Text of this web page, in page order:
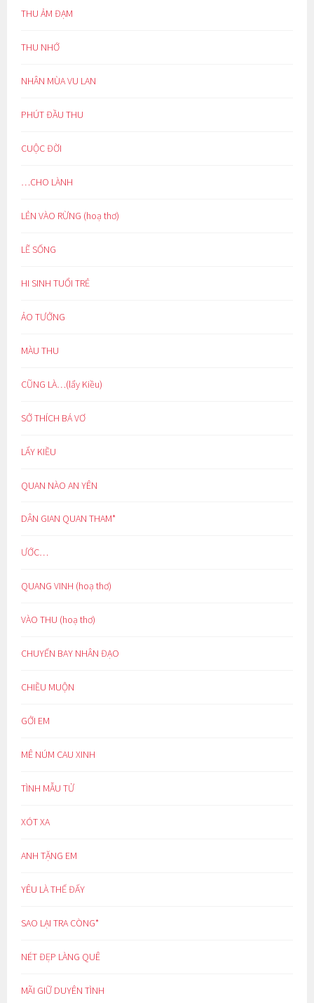
THU ẢM ĐẠM
THU NHỚ
NHÂN MÙA VU LAN
PHÚT ĐẦU THU
CUỘC ĐỜI
…CHO LÀNH
LẺN VÀO RỪNG (hoạ thơ)
LẼ SỐNG
HI SINH TUỔI TRẺ
ẢO TƯỞNG
MÀU THU
CŨNG LÀ…(lẩy Kiều)
SỞ THÍCH BÁ VƠ
LẨY KIỀU
QUAN NÀO AN YÊN
DÂN GIAN QUAN THAM*
ƯỚC…
QUANG VINH (hoạ thơ)
VÀO THU (hoạ thơ)
CHUYẾN BAY NHÂN ĐẠO
CHIỀU MUỘN
GỞI EM
MÊ NÚM CAU XINH
TÌNH MẪU TỬ
XÓT XA
ANH TẶNG EM
YÊU LÀ THẾ ĐẤY
SAO LẠI TRA CÒNG*
NÉT ĐẸP LÀNG QUÊ
MÃI GIỮ DUYÊN TÌNH